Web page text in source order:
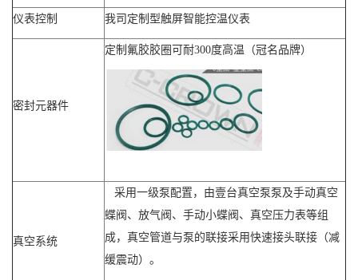
仪表控制 我司定制型触屏智能控温仪表
密封元器件
定制氟胶胶圈可耐300度高温（冠名品牌）
真空系统
采用一级泵配置，由壹台真空泵泵及手动真空
蝶阀、放气阀、手动小蝶阀、真空压力表等组
成，真空管道与泵的联接采用快速接头联接（减
缓震动）。